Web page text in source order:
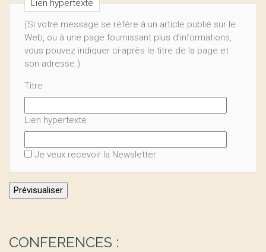
Lien hypertexte
(Si votre message se réfère à un article publié sur le
Web, ou à une page fournissant plus d’informations,
vous pouvez indiquer ci-après le titre de la page et
son adresse.)
Titre
Lien hypertexte
Je veux recevoir la Newsletter
CONFERENCES :